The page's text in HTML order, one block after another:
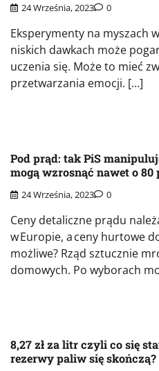
24 Września, 2023 0
Eksperymenty na myszach
niskich dawkach może
uczenia się. Może to mieć
przetwarzania emocji. […]
Pod prąd: tak PiS
mogą wzrosnąć nawet o 80
24 Września, 2023 0
Ceny detaliczne prądu
w Europie, a ceny hurtowe
możliwe? Rząd sztucznie
domowych. Po wyborach
8,27 zł za litr czyli co się
rezerwy paliw się skończą?